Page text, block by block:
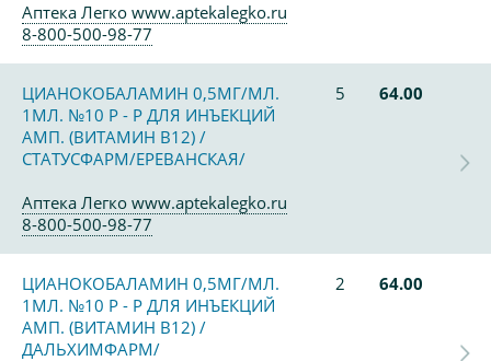
Аптека Легко www.aptekalegko.ru
8-800-500-98-77
ЦИАНОКОБАЛАМИН 0,5МГ/МЛ.
1МЛ. №10 Р - Р ДЛЯ ИНЪЕКЦИЙ
АМП. (ВИТАМИН В12) /
СТАТУСФАРМ/ЕРЕВАНСКАЯ/
5 64.00
Аптека Легко www.aptekalegko.ru
8-800-500-98-77
ЦИАНОКОБАЛАМИН 0,5МГ/МЛ.
1МЛ. №10 Р - Р ДЛЯ ИНЪЕКЦИЙ
АМП. (ВИТАМИН В12) /
ДАЛЬХИМФАРМ/
2 64.00